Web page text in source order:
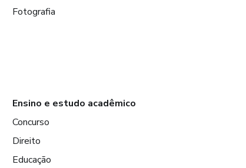
Fotografia
Ensino e estudo acadêmico
Concurso
Direito
Educação